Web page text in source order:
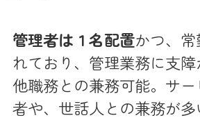
管理者は１名配置かつ、常
れており、管理業務に支障
他職務との兼務可能。サ
者や、世話人との兼務が多